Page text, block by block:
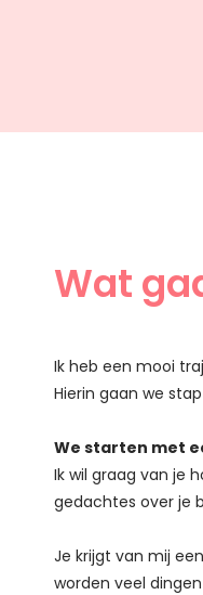
Wat
Ik heb een mooi
Hierin gaan we
We starten met
Ik wil graag van je
gedachtes over je
Je krijgt van mij
worden veel